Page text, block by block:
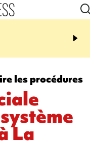
15:26
L'athlète handsportif
les procédures
La